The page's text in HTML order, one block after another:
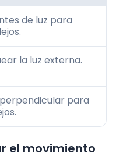
de luz para
la luz externa.
para
el movimiento